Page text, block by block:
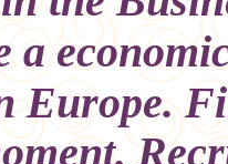
a
Europe.